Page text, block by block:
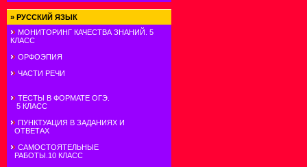
» РУССКИЙ ЯЗЫК
МОНИТОРИНГ КАЧЕСТВА ЗНАНИЙ. 5
КЛАСС
ОРФОЭПИЯ
ЧАСТИ РЕЧИ
ТЕСТЫ В ФОРМАТЕ ОГЭ.
5 КЛАСС
ПУНКТУАЦИЯ В ЗАДАНИЯХ И
ОТВЕТАХ
САМОСТОЯТЕЛЬНЫЕ
РАБОТЫ.10 КЛАСС